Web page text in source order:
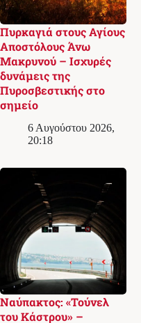
Πυρκαγιά στους Αγίους
Αποστόλους Άνω
Μακρυνού – Ισχυρές
δυνάμεις της
Πυροσβεστικής στο
σημείο
6 Αυγούστου 2026,
20:18
Ναύπακτος: «Τούνελ
του Κάστρου» –